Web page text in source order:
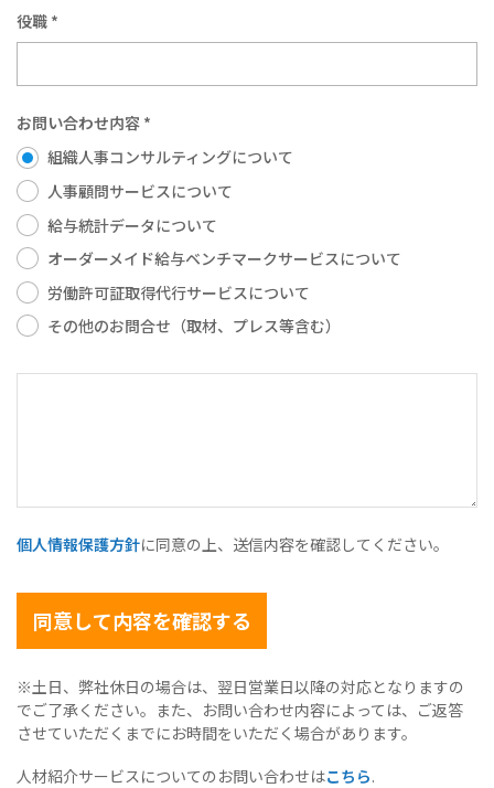
役職 *
お問い合わせ内容 *
組織人事コンサルティングについて
人事顧問サービスについて
給与統計データについて
オーダーメイド給与ベンチマークサービスについて
労働許可証取得代行サービスについて
その他のお問合せ（取材、プレス等含む）
個人情報保護方針に同意の上、送信内容を確認してください。
同意して内容を確認する
※土日、弊社休日の場合は、翌日営業日以降の対応となりますの
でご了承ください。また、お問い合わせ内容によっては、ご返答
させていただくまでにお時間をいただく場合があります。
人材紹介サービスについてのお問い合わせはこちら.